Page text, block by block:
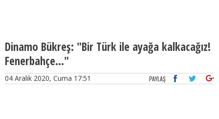
Dinamo Bükreş: "Bir Türk ile ayağa kalkacağız!
Fenerbahçe..."
04 Aralık 2020, Cuma 17:51 PAYLAŞ